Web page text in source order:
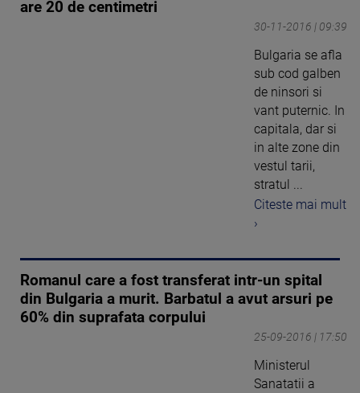
are 20 de centimetri
30-11-2016 | 09:39
Bulgaria se afla
sub cod galben
de ninsori si
vant puternic. In
capitala, dar si
in alte zone din
vestul tarii,
stratul ...
Citeste mai mult
›
Romanul care a fost transferat intr-un spital
din Bulgaria a murit. Barbatul a avut arsuri pe
60% din suprafata corpului
25-09-2016 | 17:50
Ministerul
Sanatatii a